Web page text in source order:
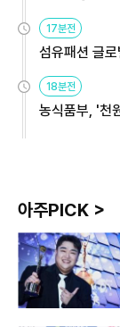
용해야
17분전
섬유패션 글
원
18분전
농식품부, '천
아주PICK >